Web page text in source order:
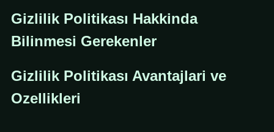
Gizlilik Politikası Hakkinda
Bilinmesi Gerekenler
Gizlilik Politikası Avantajlari ve
Ozellikleri